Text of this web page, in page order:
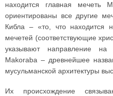
находится главная
ориентированы все другие
Кибла – «то, что находится
мечетей (соответствующие
указывают направление
Makoraba – древнейшее
мусульманской архитектуры
Их происхождение